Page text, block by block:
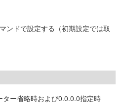
ンドで設定する（初期設定では取
ー省略時および0.0.0.0指定時